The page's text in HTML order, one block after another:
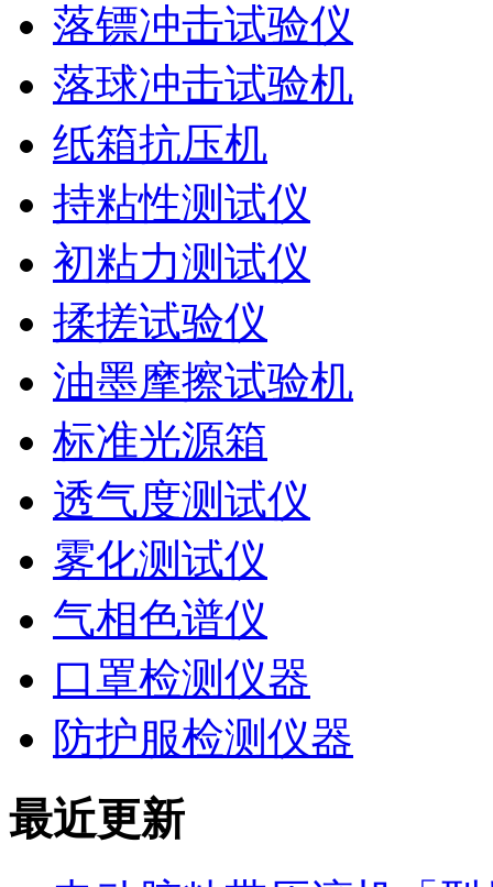
落镖冲击试验仪
落球冲击试验机
纸箱抗压机
持粘性测试仪
初粘力测试仪
揉搓试验仪
油墨摩擦试验机
标准光源箱
透气度测试仪
雾化测试仪
气相色谱仪
口罩检测仪器
防护服检测仪器
最近更新